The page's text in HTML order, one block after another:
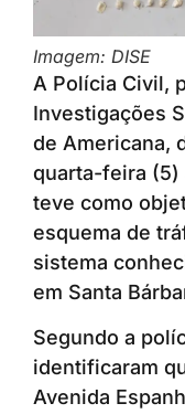
Imagem: DISE
A Polícia Civil,
Investigações
de Americana,
quarta-feira (5)
teve como
esquema de
sistema
em Santa
Segundo a
identificaram
Avenida